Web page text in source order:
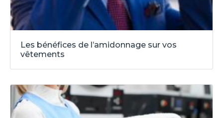
Les bénéfices de l’amidonnage sur vos
vêtements